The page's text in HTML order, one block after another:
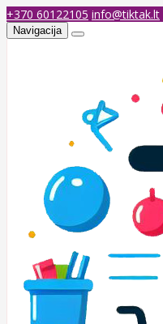
+370 60122105 info@tiktak.lt
Navigacija